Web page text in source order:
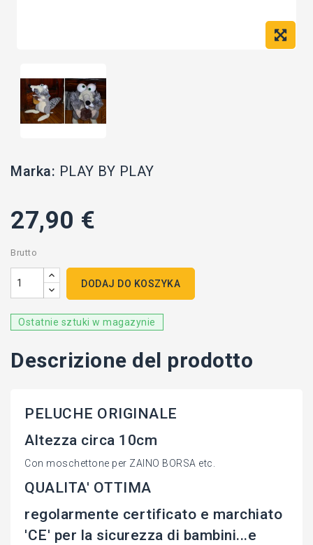
Marka: PLAY BY PLAY
27,90 €
Brutto
DODAJ DO KOSZYKA
Ostatnie sztuki w magazynie
Descrizione del prodotto
PELUCHE ORIGINALE
Altezza circa 10cm
Con moschettone per ZAINO BORSA etc.
QUALITA' OTTIMA
regolarmente certificato e marchiato
'CE' per la sicurezza di bambini...e